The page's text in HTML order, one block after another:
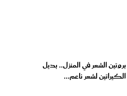
بروتين الشعر في المنزل.. بديل
الكيراتين لشعر ناعم...